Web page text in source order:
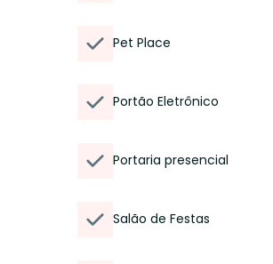
Pet Place
Portão Eletrônico
Portaria presencial
Salão de Festas